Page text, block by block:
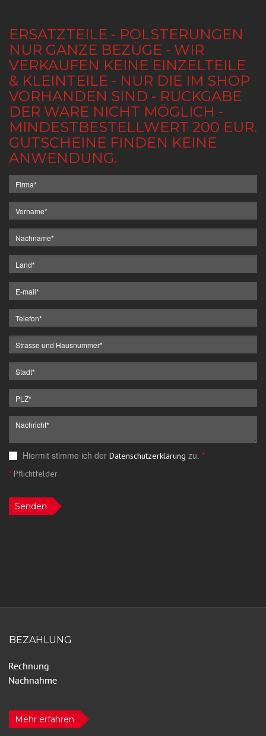
ERSATZTEILE - POLSTERUNGEN
NUR GANZE BEZÜGE - WIR
VERKAUFEN KEINE EINZELTEILE
& KLEINTEILE - NUR DIE IM SHOP
VORHANDEN SIND - RÜCKGABE
DER WARE NICHT MÖGLICH -
MINDESTBESTELLWERT 200 EUR.
GUTSCHEINE FINDEN KEINE
ANWENDUNG.
Hiermit stimme ich der Datenschutzerklärung zu. *
*Pflichtfelder
Senden
BEZAHLUNG
Mehr erfahren